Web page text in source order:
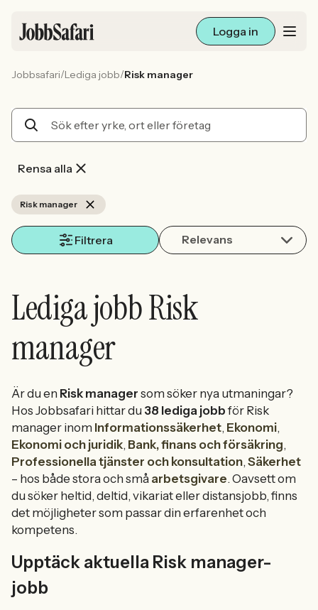
Logga in
Arbetsliv och karriär
Sök med AI
Jobbsafari/Lediga jobb/Risk manager
Rensa alla
Risk manager
Filtrera Relevans
Lediga jobb Risk
manager
Är du en Risk manager som söker nya utmaningar?
Hos Jobbsafari hittar du 38 lediga jobb för Risk
manager inom Informationssäkerhet, Ekonomi,
Ekonomi och juridik, Bank, finans och försäkring,
Professionella tjänster och konsultation,Säkerhet
– hos både stora och små arbetsgivare. Oavsett om
du söker heltid, deltid, vikariat eller distansjobb, finns
det möjligheter som passar din erfarenhet och
kompetens.
Upptäck aktuella Risk manager-
jobb